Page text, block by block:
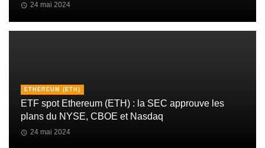
24 mai 2024
ETHEREUM (ETH)
ETF spot Ethereum (ETH) : la SEC approuve les
plans du NYSE, CBOE et Nasdaq
24 mai 2024